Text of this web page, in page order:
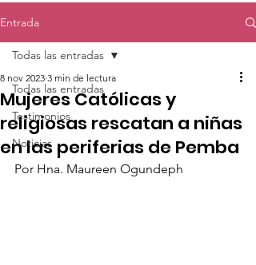
Entrada
Todas las entradas
Testimonios
Noticias
Todas las entradas
Mujeres Católicas y
religiosas rescatan a niñas
en las periferias de Pemba
8 nov 2023 3 min de lectura
Por Hna. Maureen Ogundeph